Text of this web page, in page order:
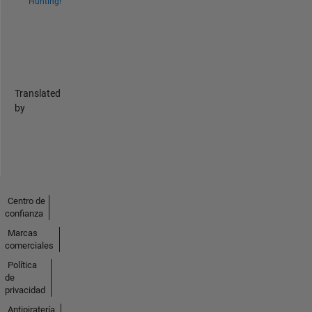
Translated
by
Centro de
confianza
Marcas
comerciales
Política
de
privacidad
Antipiratería